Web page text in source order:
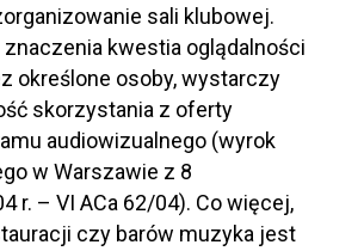
sali klubowej.
kwestia oglądalności
określone osoby, wystarczy
skorzystania z oferty
audiowizualnego (wyrok
w Warszawie z 8
r. – VI ACa 62/04). Co więcej,
czy barów muzyka jest